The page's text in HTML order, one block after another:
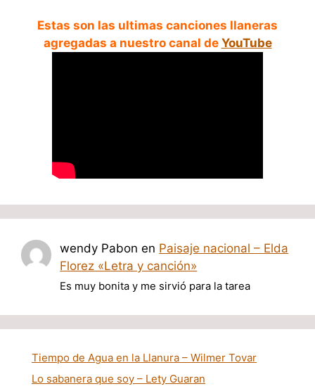
Estas son las ultimas canciones llaneras
agregadas a nuestro canal de YouTube
wendy Pabon en Paisaje nacional – Elda
Florez «Letra y canción»
Es muy bonita y me sirvió para la tarea
Tiempo de Agua en la Llanura – Wilmer Tovar
Lo sabanera que soy – Lety Guaran